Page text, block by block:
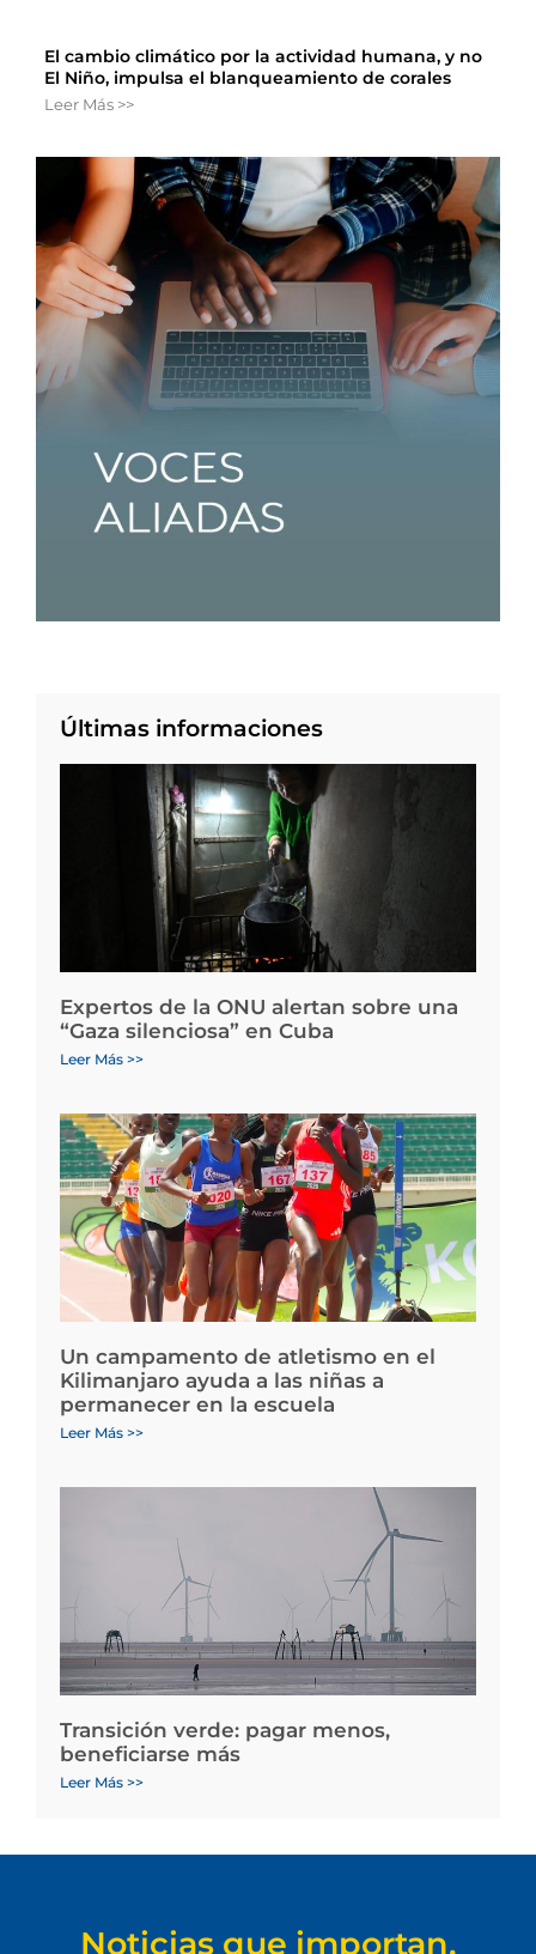
El cambio climático por la actividad humana, y no
El Niño, impulsa el blanqueamiento de corales
Leer Más >>
Últimas informaciones
Expertos de la ONU alertan sobre una
“Gaza silenciosa” en Cuba
Leer Más >>
Un campamento de atletismo en el
Kilimanjaro ayuda a las niñas a
permanecer en la escuela
Leer Más >>
Transición verde: pagar menos,
beneficiarse más
Leer Más >>
Noticias que importan.